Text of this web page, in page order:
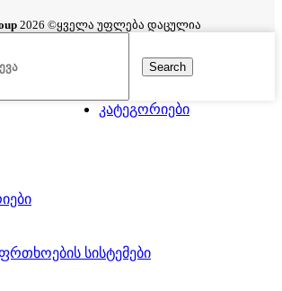
2026 ©ყველა უფლება დაცულია
Search
კატეგორიები
სისტემები